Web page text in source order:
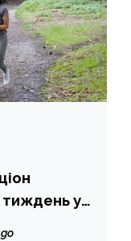
тиждень у